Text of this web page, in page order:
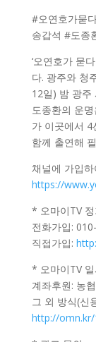
#오연호가묻
송갑석 #도종
‘오연호가 묻
다. 광주와 청
12일) 밤 광주
도종환의 운
가 이곳에서
함께 출연해
채널에 가입
https://
* 오마이TV 정
전화가입:
직접가입:
* 오마이TV 일
계좌후원: 농
그 외 방식(신
http://omn.kr/